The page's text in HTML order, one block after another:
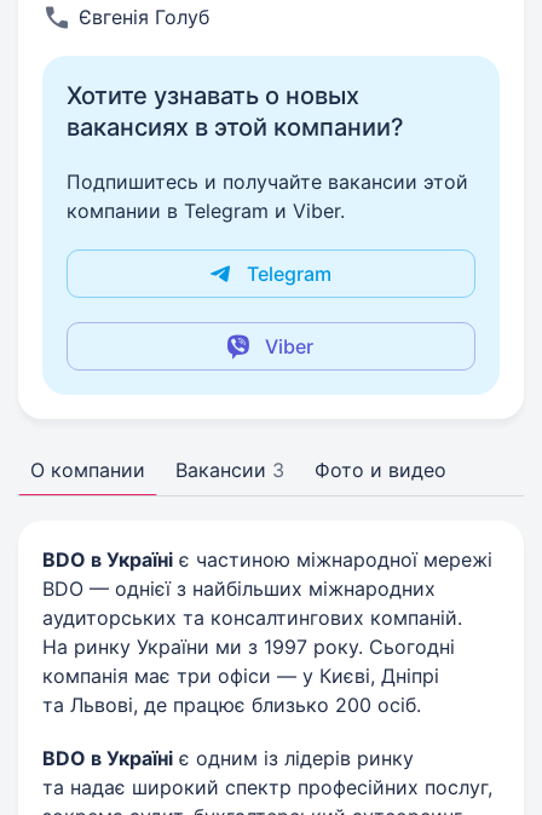
Євгенія Голуб
Хотите узнавать о новых
вакансиях в этой компании?
Подпишитесь и получайте вакансии этой
компании в Telegram и Viber.
Telegram
Viber
О компании Вакансии 3 Фото и видео
BDO в Україні є частиною міжнародної мережі
BDO — однієї з найбільших міжнародних
аудиторських та консалтингових компаній.
На ринку України ми з 1997 року. Сьогодні
компанія має три офіси — у Києві, Дніпрі
та Львові, де працює близько 200 осіб.
BDO в Україні є одним із лідерів ринку
та надає широкий спектр професійних послуг,